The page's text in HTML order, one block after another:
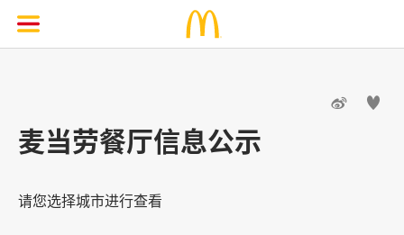
 
麦当劳餐厅信息公示
请您选择城市进行查看